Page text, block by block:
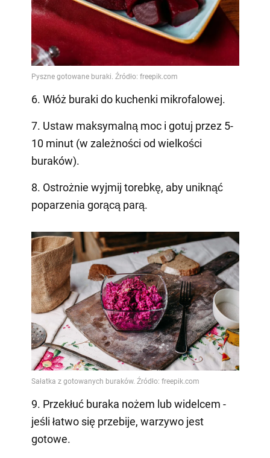
6. Włóż buraki do kuchenki mikrofalowej.
7. Ustaw maksymalną moc i gotuj przez 5-
10 minut (w zależności od wielkości
buraków).
8. Ostrożnie wyjmij torebkę, aby uniknąć
poparzenia gorącą parą.
9. Przekłuć buraka nożem lub widelcem -
jeśli łatwo się przebije, warzywo jest
gotowe.